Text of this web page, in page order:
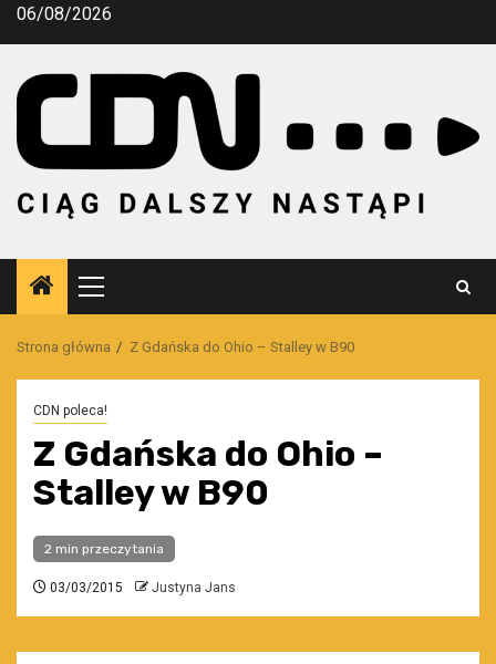
Przejdź
06/08/2026
Menu
główne
Strona główna Z Gdańska do Ohio – Stalley w B90
CDN poleca!
Z Gdańska do Ohio –
Stalley w B90
2 min przeczytania
03/03/2015 Justyna Jans